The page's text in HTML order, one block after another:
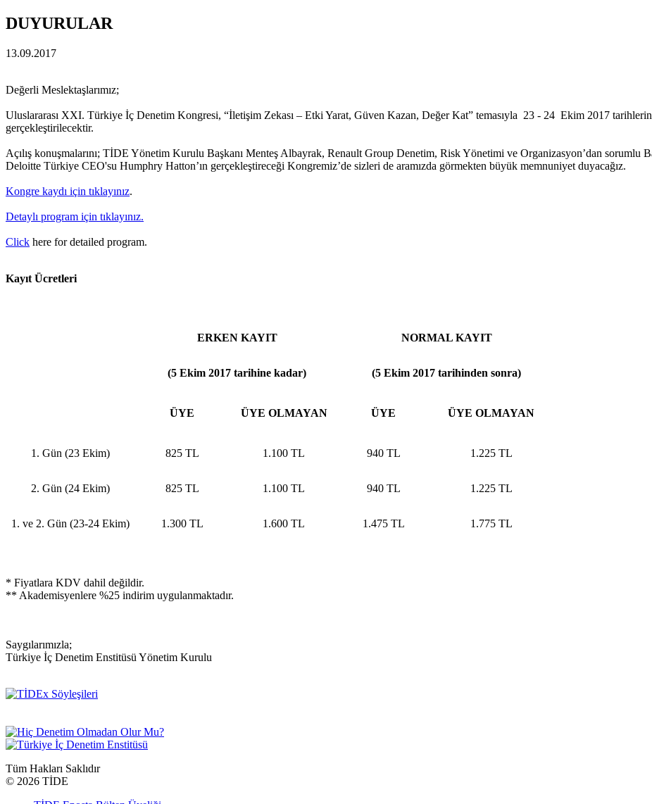
DUYURULAR
13.09.2017
Değerli Meslektaşlarımız;
Uluslararası XXI. Türkiye İç Denetim Kongresi, “İletişim Zekası – Etki Yarat, Güven Kazan, Değer Kat” temasıyla 23 - 24 Ekim 2017
gerçekleştirilecektir.
Açılış konuşmalarını; TİDE Yönetim Kurulu Başkanı Menteş Albayrak, Renault Group Denetim, Risk Yönetimi ve Organizasyon’dan sorumlu
Deloitte Türkiye CEO'su Humphry Hatton’ın gerçekleştireceği Kongremiz’de sizleri de aramızda görmekten büyük memnuniyet duyacağız.
Kongre kaydı için tıklayınız.
Detaylı program için tıklayınız.
Click here for detailed program.
Kayıt Ücretleri
ERKEN KAYIT NORMAL KAYIT
(5 Ekim 2017 tarihine kadar) (5 Ekim 2017 tarihinden sonra)
ÜYE ÜYE OLMAYAN ÜYE ÜYE OLMAYAN
1. Gün (23 Ekim) 825 TL 1.100 TL 940 TL 1.225 TL
2. Gün (24 Ekim) 825 TL 1.100 TL 940 TL 1.225 TL
1. ve 2. Gün (23-24 Ekim) 1.300 TL 1.600 TL 1.475 TL 1.775 TL
* Fiyatlara KDV dahil değildir.
** Akademisyenlere %25 indirim uygulanmaktadır.
Saygılarımızla;
Türkiye İç Denetim Enstitüsü Yönetim Kurulu
Tüm Hakları Saklıdır
© 2026 TİDE